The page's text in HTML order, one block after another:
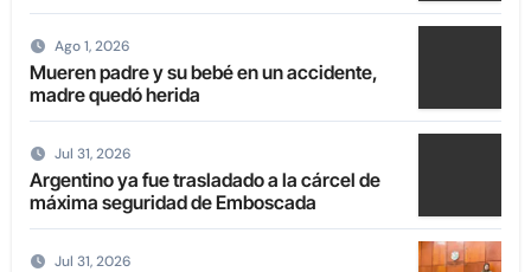
Ago 1, 2026
Mueren padre y su bebé en un accidente,
madre quedó herida
Jul 31, 2026
Argentino ya fue trasladado a la cárcel de
máxima seguridad de Emboscada
Jul 31, 2026